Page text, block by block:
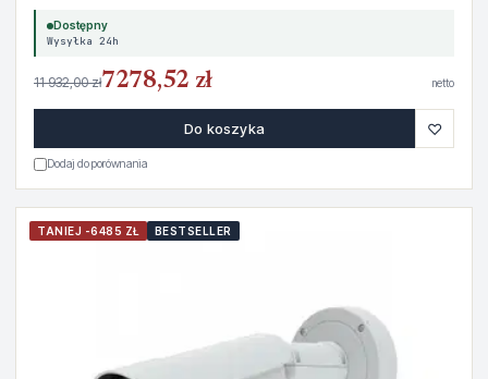
Dostępny
Wysyłka 24h
11 932,00 zł7278,52 zł netto
Do koszyka ♡
Dodaj do porównania
TANIEJ -6485 ZŁ BESTSELLER